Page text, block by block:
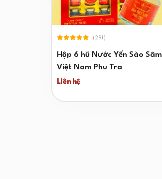
(291)
Hộp 6 hũ Nước Yến Sào Sâm
Việt Nam Phu Tra
Liên hệ